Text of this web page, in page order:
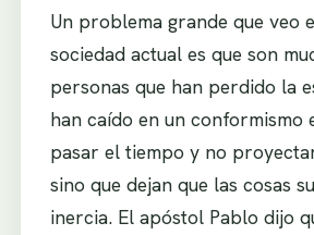
Un problema grande que veo
sociedad actual es que son
personas que han perdido la
han caído en un conformismo
pasar el tiempo y no
sino que dejan que las cosas
inercia. El apóstol Pablo dijo